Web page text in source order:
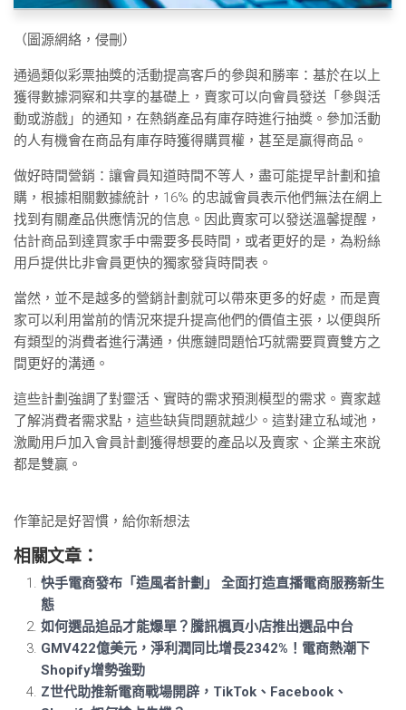
（圖源網絡，侵刪）
通過類似彩票抽獎的活動提高客戶的參與和勝率：基於在以上
獲得數據洞察和共享的基礎上，賣家可以向會員發送「參與活
動或游戲」的通知，在熱銷產品有庫存時進行抽獎。參加活動
的人有機會在商品有庫存時獲得購買權，甚至是贏得商品。
做好時間營銷：讓會員知道時間不等人，盡可能提早計劃和搶
購，根據相關數據統計，16% 的忠誠會員表示他們無法在網上
找到有關產品供應情況的信息。因此賣家可以發送溫馨提醒，
估計商品到達買家手中需要多長時間，或者更好的是，為粉絲
用戶提供比非會員更快的獨家發貨時間表。
當然，並不是越多的營銷計劃就可以帶來更多的好處，而是賣
家可以利用當前的情況來提升提高他們的價值主張，以便與所
有類型的消費者進行溝通，供應鏈問題恰巧就需要買賣雙方之
間更好的溝通。
這些計劃強調了對靈活、實時的需求預測模型的需求。賣家越
了解消費者需求點，這些缺貨問題就越少。這對建立私域池，
激勵用戶加入會員計劃獲得想要的產品以及賣家、企業主來說
都是雙贏。
作筆記是好習慣，給你新想法
相關文章：
快手電商發布「造風者計劃」 全面打造直播電商服務新生
態
如何選品追品才能爆單？騰訊楓頁小店推出選品中台
GMV422億美元，淨利潤同比增長2342%！電商熱潮下
Shopify增勢強勁
Z世代助推新電商戰場開辟，TikTok、Facebook、